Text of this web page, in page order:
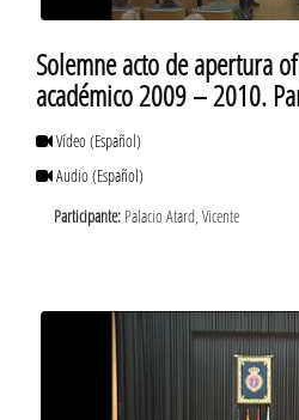
Solemne acto de apertura
académico 2009 – 2010.
Vídeo(Español)
Audio(Español)
Participante: Palacio Atard, Vicente